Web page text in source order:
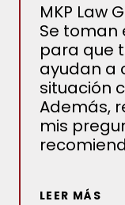
MKP Law
Se toman
para que
ayudan a
situación
Además,
mis
LEER MÁS